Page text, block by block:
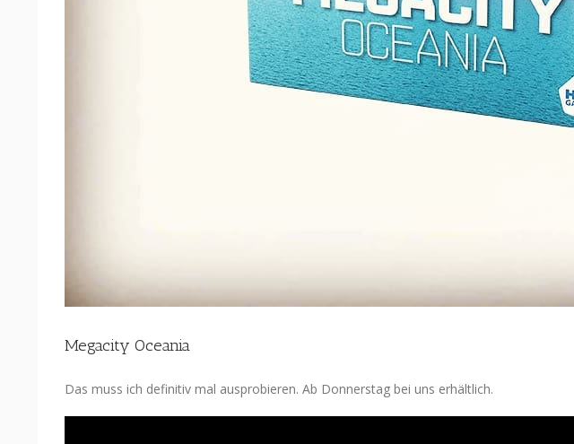
Megacity Oceania
Das muss ich definitiv mal ausprobieren. Ab Donnerstag bei uns erhältlich.